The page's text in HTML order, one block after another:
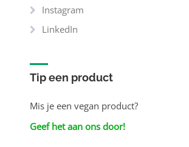
Instagram
LinkedIn
Tip een product
Mis je een vegan product?
Geef het aan ons door!